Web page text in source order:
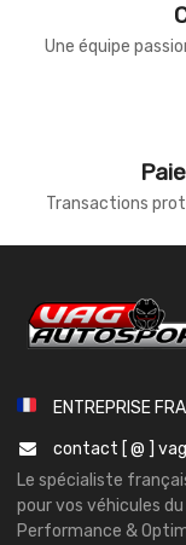
Une équipe
Transactions
ENTREPRISE
contact [ @ ]
Le spécialiste
pour vos véhicules
Performance &